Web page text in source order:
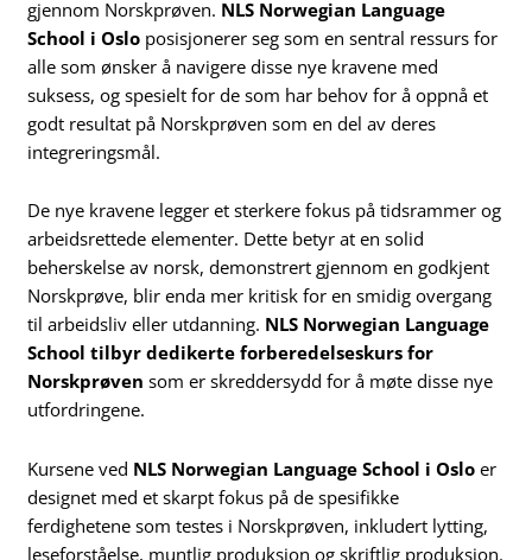
gjennom Norskprøven. NLS Norwegian Language
School i Oslo posisjonerer seg som en sentral ressurs for
alle som ønsker å navigere disse nye kravene med
suksess, og spesielt for de som har behov for å oppnå et
godt resultat på Norskprøven som en del av deres
integreringsmål.
De nye kravene legger et sterkere fokus på tidsrammer og
arbeidsrettede elementer. Dette betyr at en solid
beherskelse av norsk, demonstrert gjennom en godkjent
Norskprøve, blir enda mer kritisk for en smidig overgang
til arbeidsliv eller utdanning. NLS Norwegian Language
School tilbyr dedikerte forberedelseskurs for
Norskprøven som er skreddersydd for å møte disse nye
utfordringene.
Kursene ved NLS Norwegian Language School i Oslo er
designet med et skarpt fokus på de spesifikke
ferdighetene som testes i Norskprøven, inkludert lytting,
leseforståelse, muntlig produksjon og skriftlig produksjon.